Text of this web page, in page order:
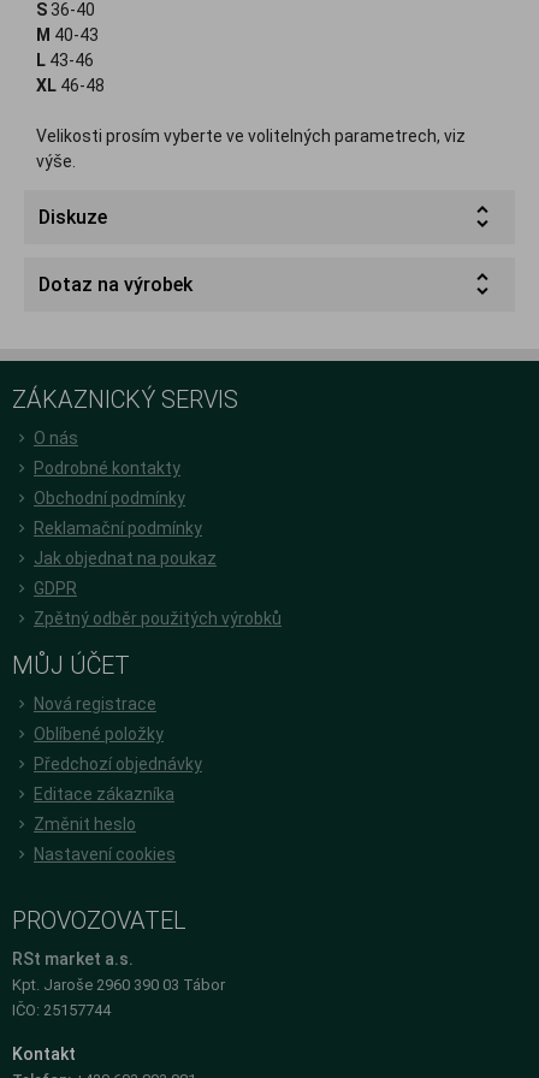
S 36-40
M 40-43
L 43-46
XL 46-48
Velikosti prosím vyberte ve volitelných parametrech, viz
výše.
Diskuze
Dotaz na výrobek
ZÁKAZNICKÝ SERVIS
O nás
Podrobné kontakty
Obchodní podmínky
Reklamační podmínky
Jak objednat na poukaz
GDPR
Zpětný odběr použitých výrobků
MŮJ ÚČET
Nová registrace
Oblíbené položky
Předchozí objednávky
Editace zákazníka
Změnit heslo
Nastavení cookies
PROVOZOVATEL
RSt market a.s.
Kpt. Jaroše 2960 390 03 Tábor
IČO: 25157744
Kontakt